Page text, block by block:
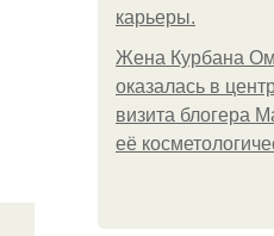
карьеры.
Жена Курбана
оказалась в
визита блогера
её